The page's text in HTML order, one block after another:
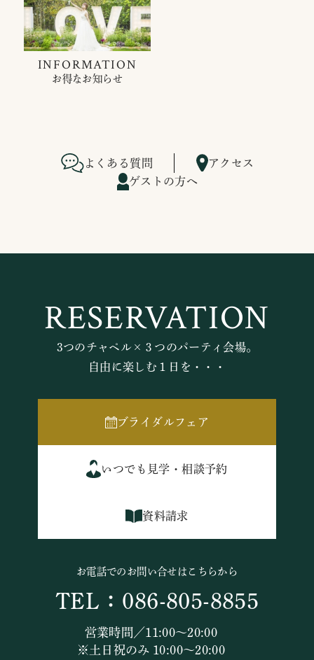
INFORMATION
お得なお知らせ
よくある質問
アクセス
ゲストの方へ
RESERVATION
3つのチャペル×３つのパーティ会場。
自由に楽しむ１日を・・・
ブライダルフェア
いつでも見学・相談予約
資料請求
お電話でのお問い合せはこちらから
TEL：086-805-8855
営業時間／11:00～20:00
※土日祝のみ 10:00～20:00